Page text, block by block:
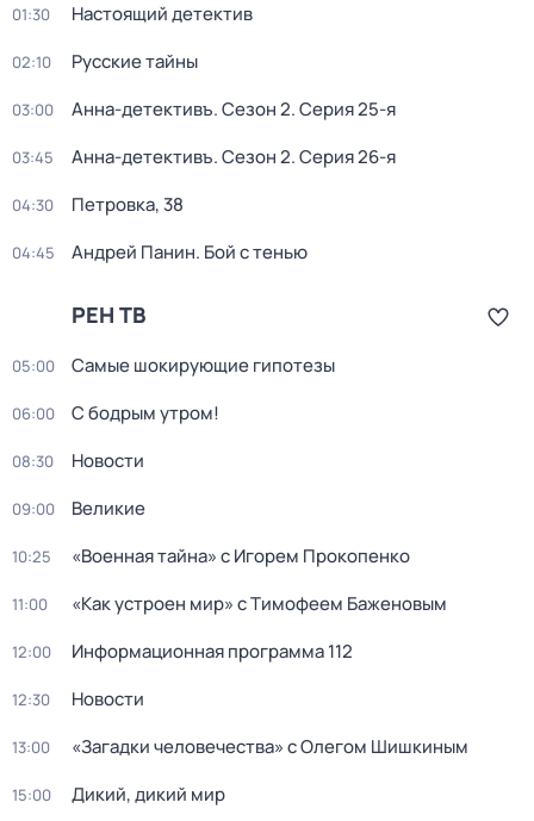
01:30 Настоящий детектив
02:10 Русские тайны
03:00 Анна-детективъ. Сезон 2. Серия 25-я
03:45 Анна-детективъ. Сезон 2. Серия 26-я
04:30 Петровка, 38
04:45 Андрей Панин. Бой с тенью
РЕН ТВ
05:00 Самые шoкиpующие гипотезы
06:00 С бодрым утром!
08:30 Новости
09:00 Великие
10:25 «Военная тайна» с Игорем Прокопенко
11:00 «Как устроен мир» с Тимофеем Баженовым
12:00 Информационная программа 112
12:30 Новости
13:00 «Загадки человечества» с Олегом Шишкиным
15:00 Дикий, дикий мир